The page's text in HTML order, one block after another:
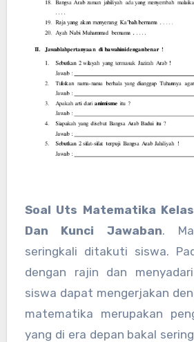
Soal Uts Matematika Kelas 5 Semester 2
Dan Kunci Jawaban.
seringkali ditakuti siswa.
dengan rajin dan
siswa dapat mengerjakan
matematika merupakan
yang di era depan bakal